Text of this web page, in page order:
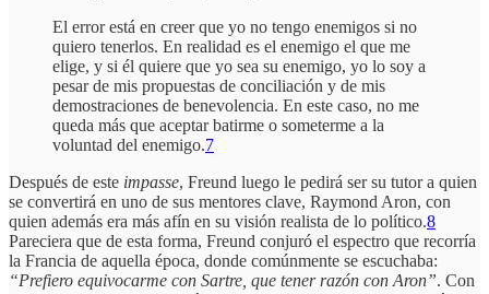
El error está en creer que yo no tengo enemigos si no
quiero tenerlos. En realidad es el enemigo el que me
elige, y si él quiere que yo sea su enemigo, yo lo soy a
pesar de mis propuestas de conciliación y de mis
demostraciones de benevolencia. En este caso, no me
queda más que aceptar batirme o someterme a la
voluntad del enemigo.7
Después de este impasse, Freund luego le pedirá ser su tutor a quien
se convertirá en uno de sus mentores clave, Raymond Aron, con
quien además era más afín en su visión realista de lo político.8
Pareciera que de esta forma, Freund conjuró el espectro que recorría
la Francia de aquella época, donde comúnmente se escuchaba:
“Prefiero equivocarme con Sartre, que tener razón con Aron”. Con